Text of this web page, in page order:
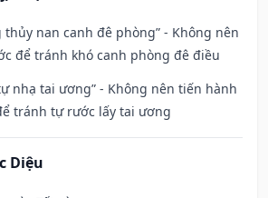
thủy nan canh đê phòng” - Không nên
để tránh khó canh phòng đê điều
nhạ tai ương” - Không nên tiến hành
tránh tự rước lấy tai ương
Diệu